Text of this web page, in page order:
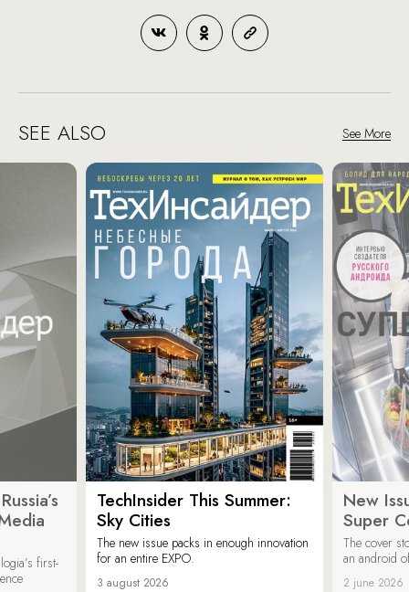
SEE ALSO See More
first-
TechInsider This Summer:
Sky Cities
The new issue packs in enough innovation
for an entire EXPO.
3 august 2026
New
Super
The cover
an android
2 june 2026